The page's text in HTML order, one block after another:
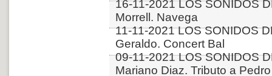
16-11-2021 LOS SONIDOS
Morrell. Navega
11-11-2021 LOS SONIDOS
Geraldo. Concert Bal
09-11-2021 LOS SONIDOS
Mariano Diaz. Tributo a